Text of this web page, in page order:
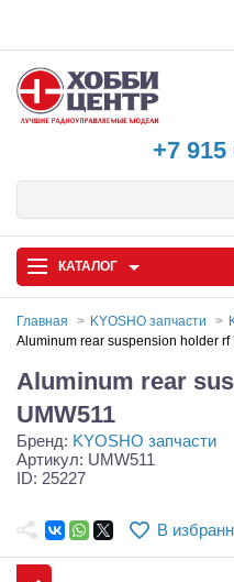
+7 915
КАТАЛОГ
Запчасти и аксессуары
Игрушки
Главная KYOSHO запчасти
Aluminum rear suspension holder rf
Aluminum rear
UMW511
Бренд: KYOSHO запчасти
Артикул: UMW511
ID: 25227
В